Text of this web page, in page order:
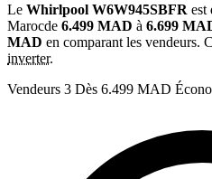
Le Whirlpool W6W945SBFR est
Marocde 6.499 MAD à 6.699
MAD en comparant les vendeurs.
inverter.
Vendeurs 3 Dès 6.499 MAD